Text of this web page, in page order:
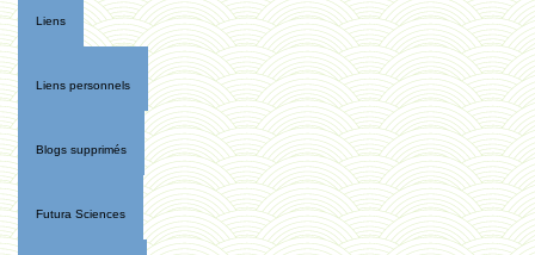
Liens
Liens personnels
Blogs supprimés
Futura Sciences